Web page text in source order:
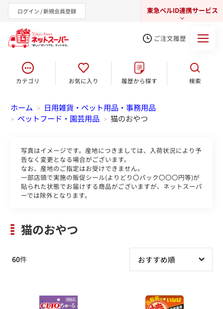
ログイン / 新規会員登録 東急ベルID連携サービス
東急オンラインショップ
ご注文履歴
カテゴリ お気に入り 履歴から探す 検索
ホーム > 日用雑貨・ペット用品・事務用品
> ペットフード・園芸用品 > 猫のおやつ
写真はイメージです。産地につきましては、入荷状況により予
告なく変更となる場合がございます。
なお、産地のご指定はお受けできません。
一部店頭で実施の販促シール(よりどり〇パック〇〇〇円等)が
貼られた状態でお届けする商品がございますが、ネットスーパ
ーでは除外となります。
猫のおやつ
60件